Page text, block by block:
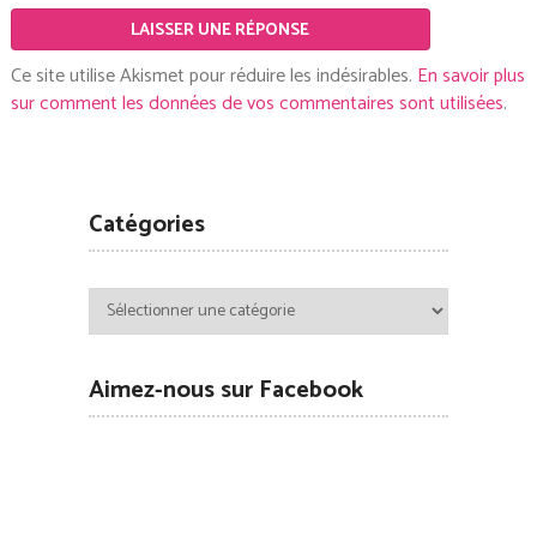
Ce site utilise Akismet pour réduire les indésirables. En savoir plus
sur comment les données de vos commentaires sont utilisées.
Catégories
Catégories
Aimez-nous sur Facebook